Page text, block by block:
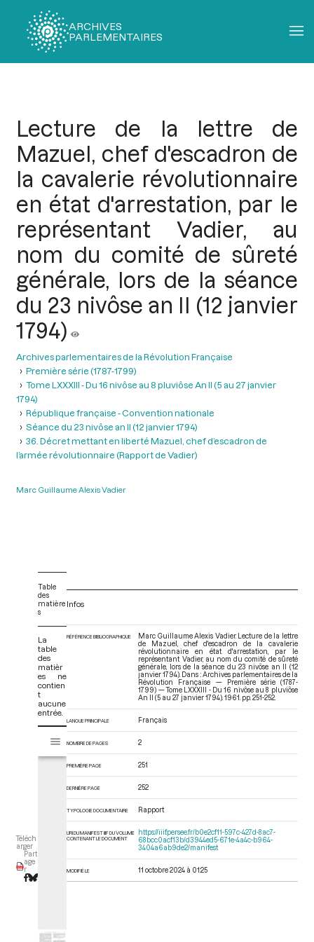
ARCHIVES
PARLEMENTAIRES
Lecture de la lettre de
Mazuel, chef d'escadron de
la cavalerie révolutionnaire
en état d'arrestation, par le
représentant Vadier, au
nom du comité de sûreté
générale, lors de la séance
du 23 nivôse an II (12 janvier
1794)
Archives parlementaires de la Révolution Française
Première série (1787-1799)
Tome LXXXIII - Du 16 nivôse au 8 pluviôse An II (5 au 27 janvier
1794)
République française - Convention nationale
Séance du 23 nivôse an II (12 janvier 1794)
36. Décret mettant en liberté Mazuel, chef d’escadron de
l’armée révolutionnaire (Rapport de Vadier)
Marc Guillaume Alexis Vadier
Téléch
arger
Part
age
r
Table
des
matière
s
La
table
des
matièr
es ne
contien
t
aucune
entrée.
s
M
d
Tome LXXXIII - Du 16 nivôse au 8 pluviôse An II (5 au 27 janvier 1794)
Infos
RÉFÉRENCE BIBLIOGRAPHIQUE
Marc Guillaume Alexis Vadier. Lecture de la lettre
de Mazuel, chef d'escadron de la cavalerie
révolutionnaire en état d'arrestation, par le
représentant Vadier, au nom du comité de sûreté
générale, lors de la séance du 23 nivôse an II (12
janvier 1794). Dans : Archives parlementaires de la
Révolution Française — Première série (1787-
1799) — Tome LXXXIII - Du 16 nivôse au 8 pluviôse
An II (5 au 27 janvier 1794) . 1961. pp. 251-252.
LANGUE PRINCIPALE Français
NOMBRE DE PAGES 2
PREMIÈRE PAGE 251
DERNIÈRE PAGE 252
TYPOLOGIE DOCUMENTAIRE Rapport
URI DU MANIFEST IIIF DU VOLUME
CONTENANT LE DOCUMENT
https://iiif.persee.fr/b0e2cf11-597c-427d-8ac7-
68bcc0acf13b/d3944ed5-671e-4a4c-b964-
3404a6ab9de2/manifest
MODIFIÉ LE 11 octobre 2024 à 01:25